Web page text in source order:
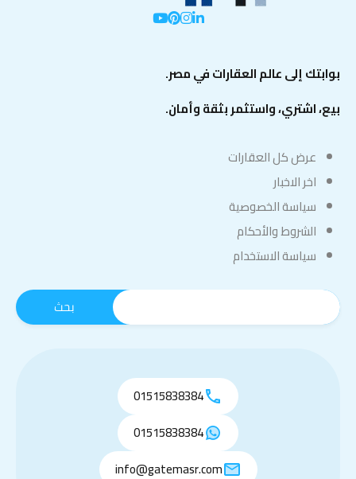
بوابتك إلى عالم العقارات في مصر.
بيع، اشتري، واستثمر بثقة وأمان.
عرض كل العقارات
اخر الاخبار
سياسة الخصوصية
الشروط والأحكام
سياسة الاستخدام
01515838384
01515838384
info@gatemasr.com